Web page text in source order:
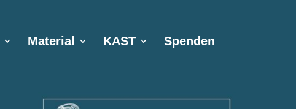
Material KAST Spenden